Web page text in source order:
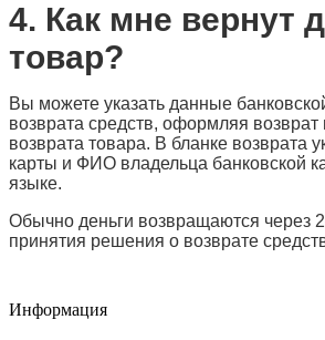
4. Как мне вернут
товар?
Вы можете указать данные
возврата средств, оформляя
возврата товара. В бланке возврата
карты и ФИО владельца банковской
языке.
Обычно деньги возвращаются через
принятия решения о возврате
Информация